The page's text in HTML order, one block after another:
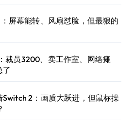
屏幕能转、风扇怼脸，但最狠的
裁员3200、卖工作室、网络瘫
了
Switch 2：画质大跃进，但鼠标操